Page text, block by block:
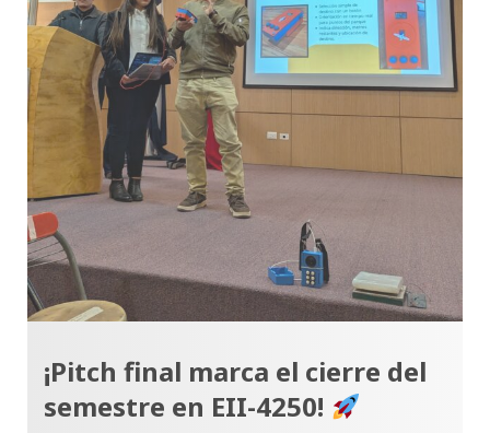
¡Pitch final marca el cierre del
semestre en EII-4250!